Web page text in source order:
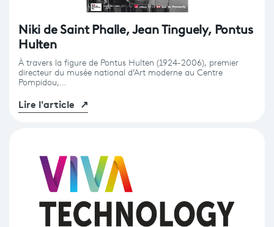
Niki de Saint Phalle, Jean Tinguely, Pontus
Hulten
À travers la figure de Pontus Hulten (1924-2006), premier
directeur du musée national d’Art moderne au Centre
Pompidou,…
Lire l'article ↗